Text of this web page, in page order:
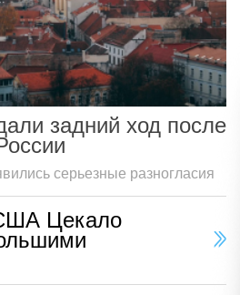
задний ход после
серьезные разногласия
Цекало